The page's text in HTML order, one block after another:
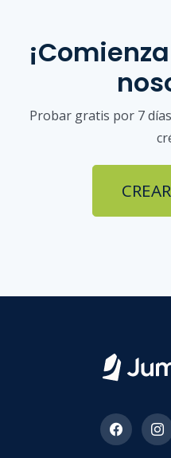
Probar gratis por 7